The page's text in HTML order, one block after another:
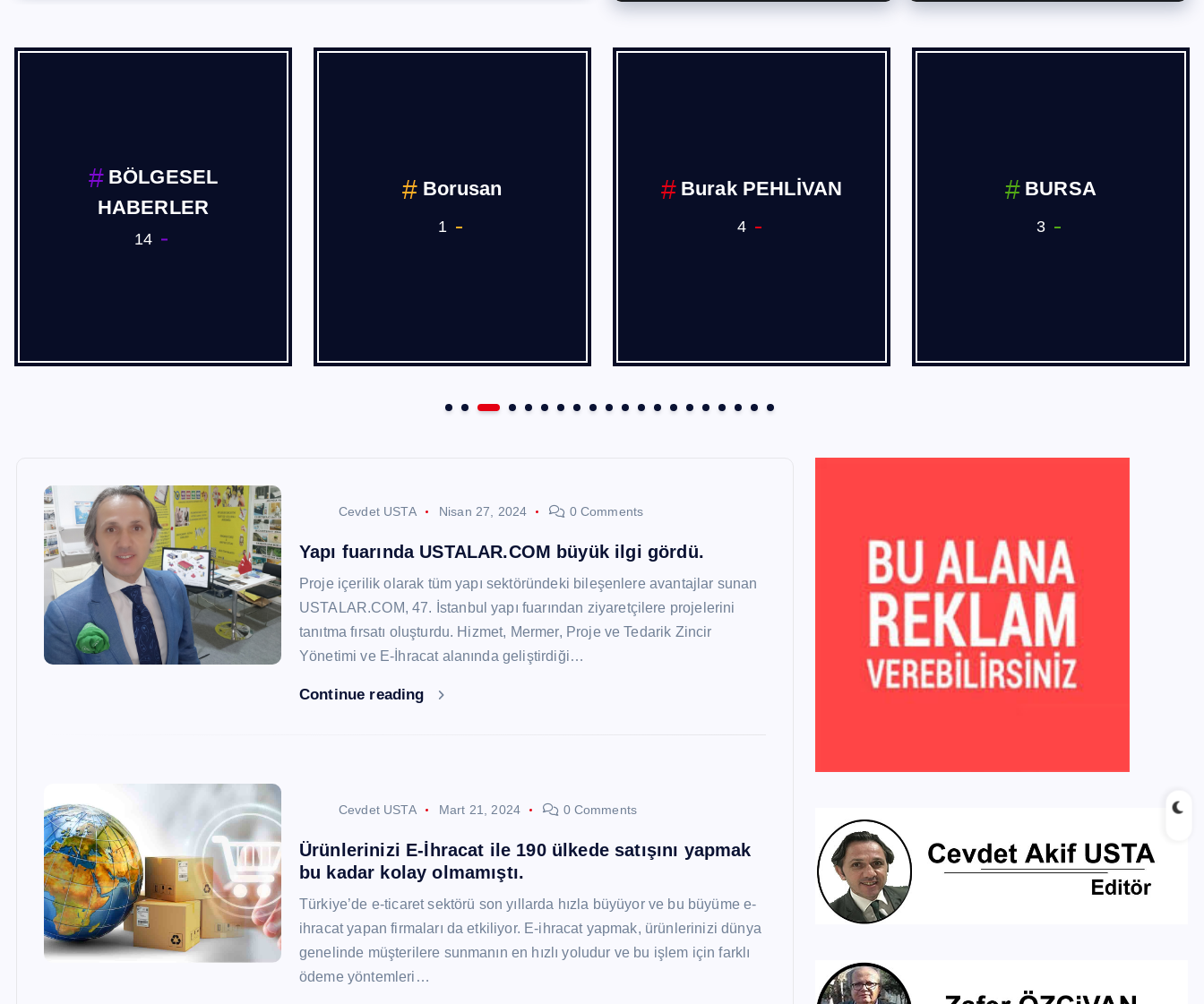
Cevdet Akif USTA COVİD 19
7
Demiryolu Ana ve Yan
Sanayii
Dernekler
3
Cevdet USTA Nisan 27, 2024 0 Comments
Yapı fuarında USTALAR.COM büyük ilgi gördü.
Proje içerilik olarak tüm yapı sektöründeki bileşenlere avantajlar sunan
USTALAR.COM, 47. İstanbul yapı fuarından ziyaretçilere projelerini
tanıtma fırsatı oluşturdu. Hizmet, Mermer, Proje ve Tedarik Zincir
Yönetimi ve E-İhracat alanında geliştirdiği…
Continue reading
Cevdet USTA Mart 21, 2024 0 Comments
Ürünlerinizi E-İhracat ile 190 ülkede satışını yapmak
bu kadar kolay olmamıştı.
Türkiye’de e-ticaret sektörü son yıllarda hızla büyüyor ve bu büyüme e-
ihracat yapan firmaları da etkiliyor. E-ihracat yapmak, ürünlerinizi dünya
genelinde müşterilere sunmanın en hızlı yoludur ve bu işlem için farklı
ödeme yöntemleri…